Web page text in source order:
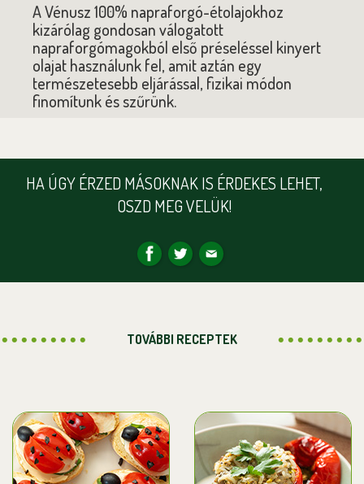
A Vénusz 100% napraforgó-étolajokhoz
kizárólag gondosan válogatott
napraforgómagokból első préseléssel kinyert
olajat használunk fel, amit aztán egy
természetesebb eljárással, fizikai módon
finomítunk és szűrünk.
HA ÚGY ÉRZED MÁSOKNAK IS ÉRDEKES LEHET,
OSZD MEG VELÜK!
TOVÁBBI RECEPTEK